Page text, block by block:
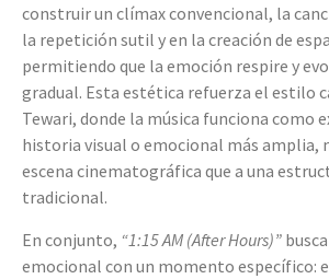
construir un clímax convencional, la
la repetición sutil y en la creación de
permitiendo que la emoción respire y
gradual. Esta estética refuerza el estilo
Tewari, donde la música funciona como
historia visual o emocional más amplia,
escena cinematográfica que a una
tradicional.
En conjunto, “1:15 AM (After Hours)”
emocional con un momento específico: